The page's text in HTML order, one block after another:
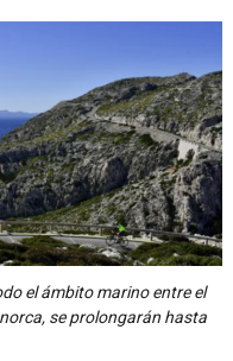
el ámbito marino entre el
se prolongarán hasta